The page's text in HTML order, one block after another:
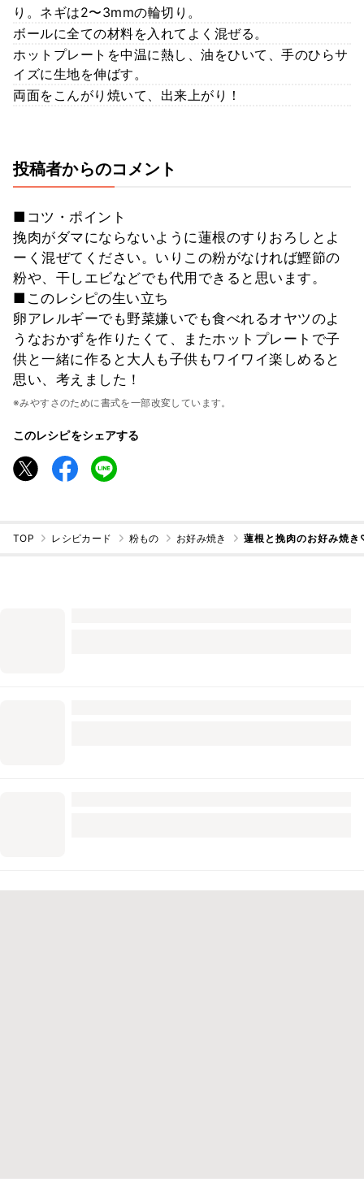
り。ネギは2〜3mmの輪切り。
ボールに全ての材料を入れてよく混ぜる。
ホットプレートを中温に熱し、油をひいて、手のひらサ
イズに生地を伸ばす。
両面をこんがり焼いて、出来上がり！
投稿者からのコメント
■コツ・ポイント
挽肉がダマにならないように蓮根のすりおろしとよ
ーく混ぜてください。いりこの粉がなければ鰹節の
粉や、干しエビなどでも代用できると思います。
■このレシピの生い立ち
卵アレルギーでも野菜嫌いでも食べれるオヤツのよ
うなおかずを作りたくて、またホットプレートで子
供と一緒に作ると大人も子供もワイワイ楽しめると
思い、考えました！
※みやすさのために書式を一部改変しています。
このレシピをシェアする
TOP レシピカード 粉もの お好み焼き 蓮根と挽肉のお好み焼